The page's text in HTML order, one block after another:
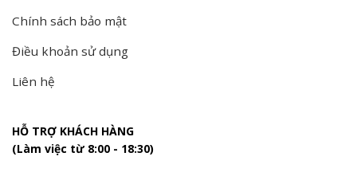
Chính sách bảo mật
Điều khoản sử dụng
Liên hệ
HỖ TRỢ KHÁCH HÀNG
(Làm việc từ 8:00 - 18:30)